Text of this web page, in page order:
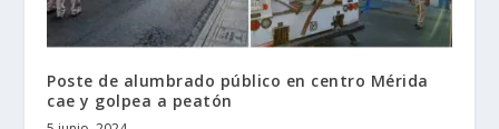
Poste de alumbrado público en centro Mérida
cae y golpea a peatón